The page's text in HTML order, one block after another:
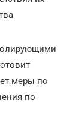
меры по
по